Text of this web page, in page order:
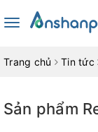
Toggle
Trang chủ
Tin tức
Sản phẩm